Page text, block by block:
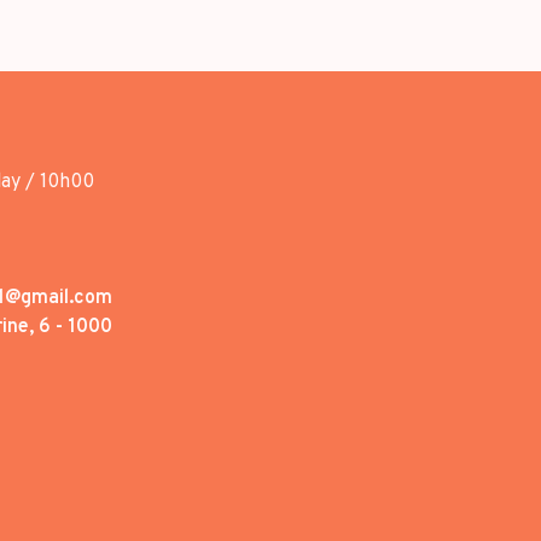
/ 10h00
6 - 1000